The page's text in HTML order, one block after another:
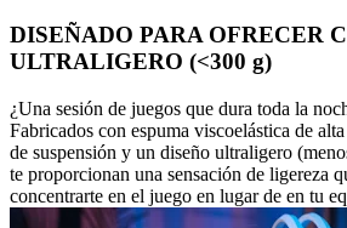
DISEÑADO PARA OFRECER
ULTRALIGERO (<300 g)
¿Una sesión de juegos que dura toda la
Fabricados con espuma viscoelástica de
de suspensión y un diseño ultraligero
te proporcionan una sensación de ligereza
concentrarte en el juego en lugar de en tu